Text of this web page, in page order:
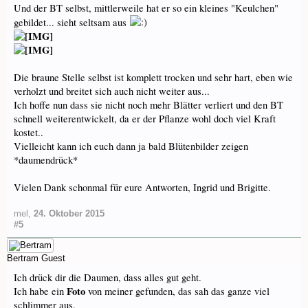
Und der BT selbst, mittlerweile hat er so ein kleines "Keulchen"
gebildet... sieht seltsam aus
Die braune Stelle selbst ist komplett trocken und sehr hart, eben wie
verholzt und breitet sich auch nicht weiter aus...
Ich hoffe nun dass sie nicht noch mehr Blätter verliert und den BT
schnell weiterentwickelt, da er der Pflanze wohl doch viel Kraft
kostet..
Vielleicht kann ich euch dann ja bald Blütenbilder zeigen
*daumendrück*
Vielen Dank schonmal für eure Antworten, Ingrid und Brigitte.
mel 24. Oktober 2015
#5
Bertram Guest
Ich drück dir die Daumen, dass alles gut geht.
Ich habe ein Foto von meiner gefunden, das sah das ganze viel
schlimmer aus.